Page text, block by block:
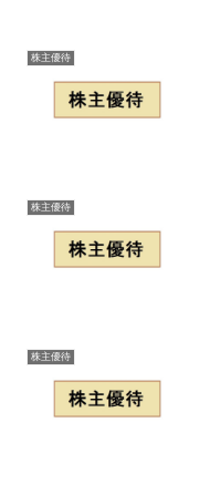
株主優待
株主優待
株主優待